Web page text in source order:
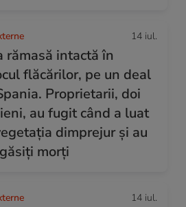
14 iul.
rămasă intactă în
flăcărilor, pe un deal
Proprietarii, doi
au fugit când a luat
dimprejur și au
morți
14 iul.